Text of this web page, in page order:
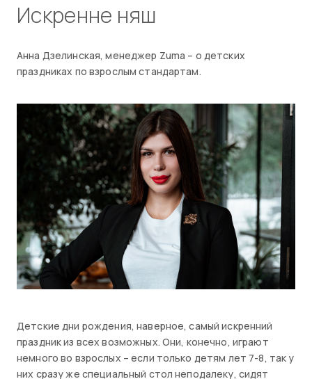
искренне няш
Анна Дзелинская, менеджер Zuma – о детских
праздниках по взрослым стандартам.
Детские дни рождения, наверное, самый искренний
праздник из всех возможных. Они, конечно, играют
немного во взрослых – если только детям лет 7-8, так у
них сразу же специальный стол неподалеку, сидят